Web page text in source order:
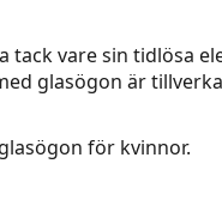
tack vare sin tidlösa
glasögon är
för kvinnor.